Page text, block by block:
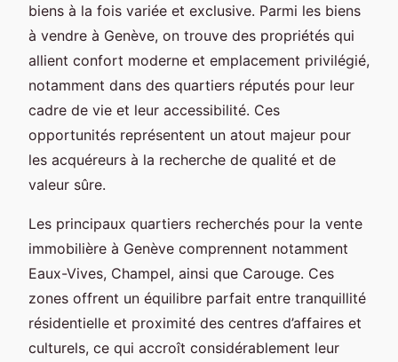
biens à la fois variée et exclusive. Parmi les biens
à vendre à Genève, on trouve des propriétés qui
allient confort moderne et emplacement privilégié,
notamment dans des quartiers réputés pour leur
cadre de vie et leur accessibilité. Ces
opportunités représentent un atout majeur pour
les acquéreurs à la recherche de qualité et de
valeur sûre.
Les principaux quartiers recherchés pour la vente
immobilière à Genève comprennent notamment
Eaux-Vives, Champel, ainsi que Carouge. Ces
zones offrent un équilibre parfait entre tranquillité
résidentielle et proximité des centres d’affaires et
culturels, ce qui accroît considérablement leur